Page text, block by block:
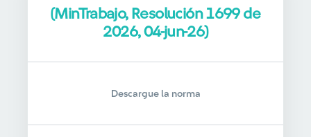
(MinTrabajo, Resolución 1699 de
2026, 04-jun-26)
Descargue la norma